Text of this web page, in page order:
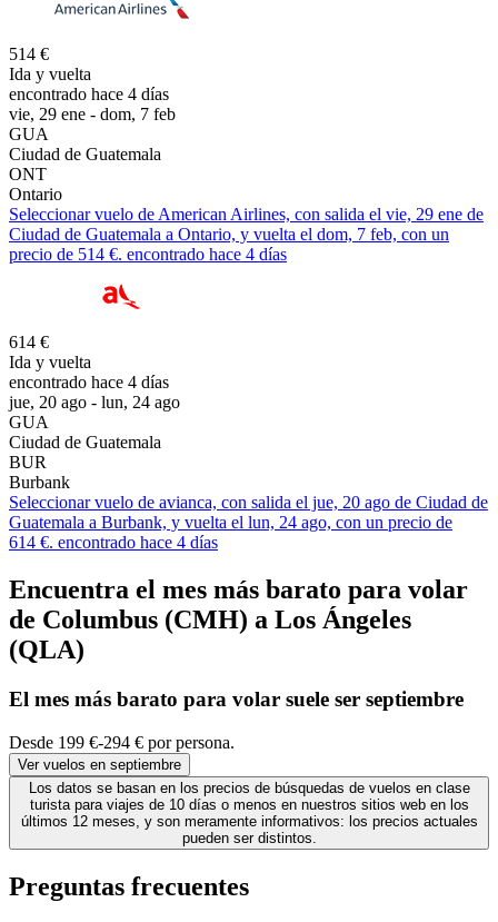
514 €
Ida y vuelta
encontrado hace 4 días
vie, 29 ene - dom, 7 feb
GUA
Ciudad de Guatemala
ONT
Ontario
Seleccionar vuelo de American Airlines, con salida el vie, 29 ene de
Ciudad de Guatemala a Ontario, y vuelta el dom, 7 feb, con un
precio de 514 €. encontrado hace 4 días
614 €
Ida y vuelta
encontrado hace 4 días
jue, 20 ago - lun, 24 ago
GUA
Ciudad de Guatemala
BUR
Burbank
Seleccionar vuelo de avianca, con salida el jue, 20 ago de Ciudad de
Guatemala a Burbank, y vuelta el lun, 24 ago, con un precio de
614 €. encontrado hace 4 días
Encuentra el mes más barato para volar
de Columbus (CMH) a Los Ángeles
(QLA)
El mes más barato para volar suele ser septiembre
Desde 199 €-294 € por persona.
Ver vuelos en septiembre
Los datos se basan en los precios de búsquedas de vuelos en clase
turista para viajes de 10 días o menos en nuestros sitios web en los
últimos 12 meses, y son meramente informativos: los precios actuales
pueden ser distintos.
Preguntas frecuentes